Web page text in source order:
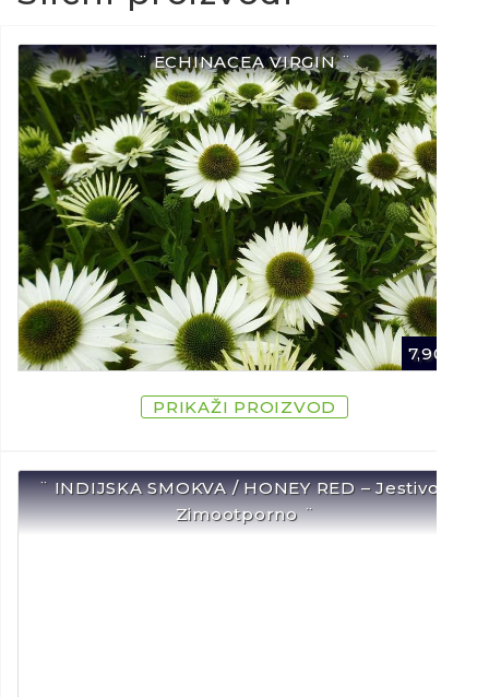
¨ ECHINACEA VIRGIN ¨
7,90
PRIKAŽI PROIZVOD
¨ INDIJSKA SMOKVA / HONEY RED – Jestivo /
Zimootporno ¨